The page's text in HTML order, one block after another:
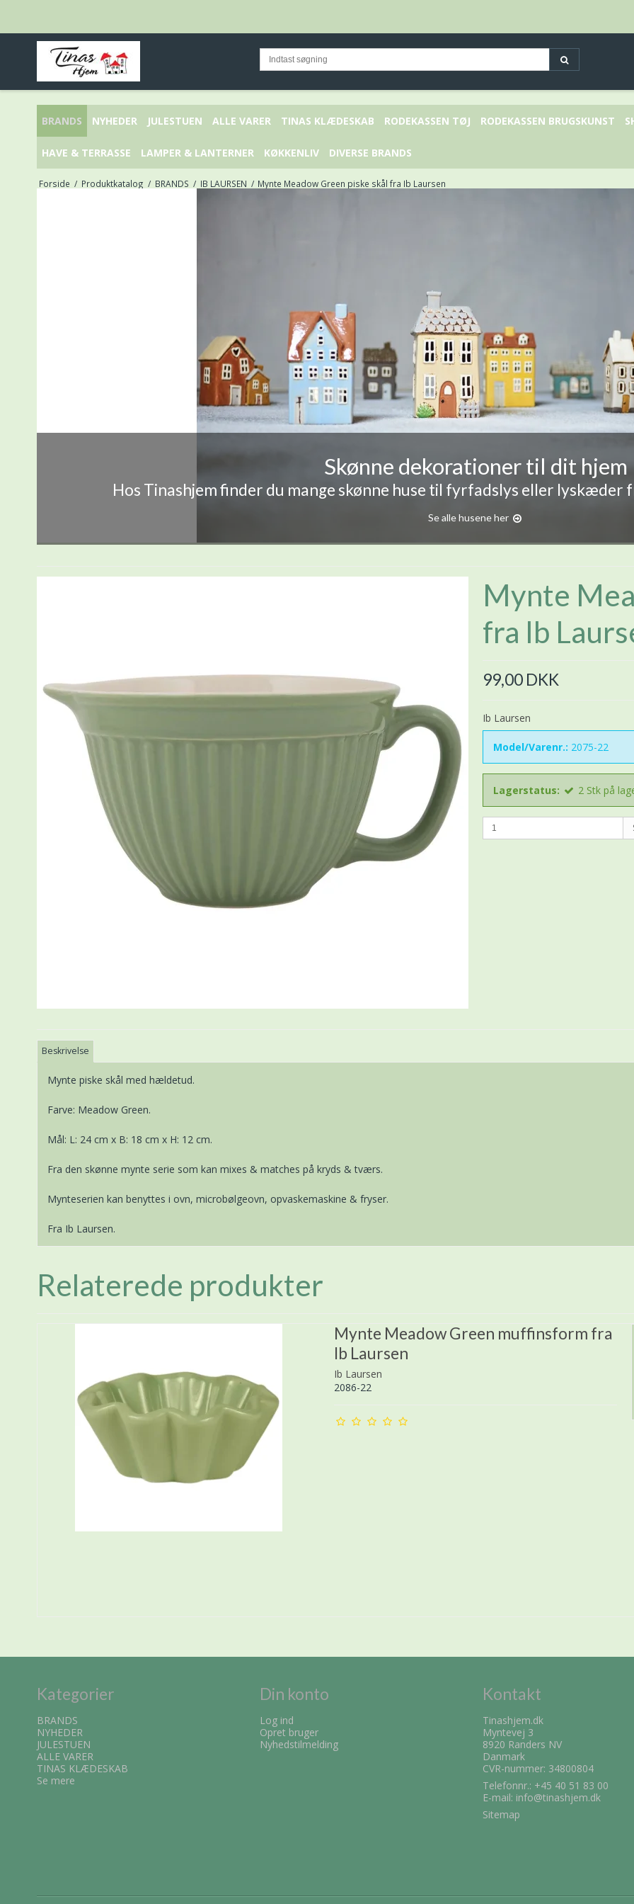
BRANDS NYHEDER JULESTUEN ALLE VARER TINAS KLÆDESKAB RODEKASSEN TØJ RODEKASSEN BRUGSKUNST
HAVE & TERRASSE LAMPER & LANTERNER KØKKENLIV DIVERSE BRANDS
Forside / Produktkatalog / BRANDS / IB LAURSEN / Mynte Meadow Green piske skål fra Ib Laursen
Skønne dekorationer til dit hjem
Hos Tinashjem finder du mange skønne huse til fyrfadslys eller lyskæder
Se alle husene her
Mynte
fra Ib
99,00 DKK
Ib Laursen
Model/Varenr.: 2075-22
Lagerstatus: 2 Stk på
Beskrivelse
Mynte piske skål med hældetud.
Farve: Meadow Green.
Mål: L: 24 cm x B: 18 cm x H: 12 cm.
Fra den skønne mynte serie som kan mixes & matches på kryds & tværs.
Mynteserien kan benyttes i ovn, microbølgeovn, opvaskemaskine & fryser.
Fra Ib Laursen.
Relaterede produkter
Mynte Meadow Green muffinsform fra
Ib Laursen
Ib Laursen
2086-22
Kategorier
BRANDS
NYHEDER
JULESTUEN
ALLE VARER
TINAS KLÆDESKAB
Se mere
Din konto
Log ind
Opret bruger
Nyhedstilmelding
Kontakt
Tinashjem.dk
Myntevej 3
8920 Randers NV
Danmark
CVR-nummer: 34800804
Telefonnr.: +45 40 51 83 00
E-mail: info@tinashjem.dk
Sitemap